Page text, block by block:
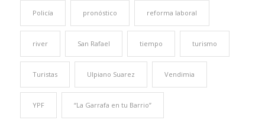
Policía pronóstico reforma laboral
river San Rafael tiempo turismo
Turistas Ulpiano Suarez Vendimia
YPF “La Garrafa en tu Barrio”